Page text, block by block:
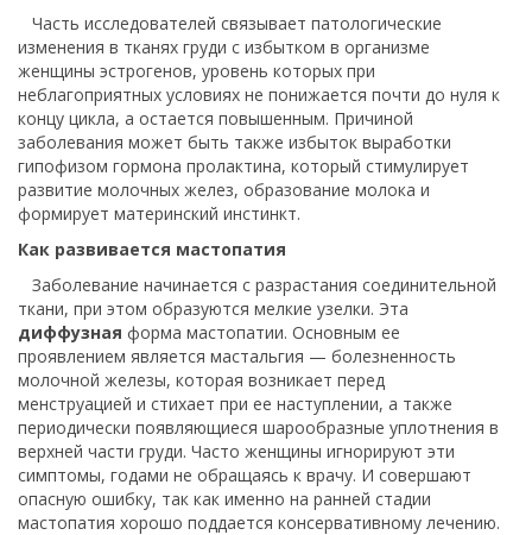
Часть исследователей связывает патологические
изменения в тканях груди с избытком в организме
женщины эстрогенов, уровень которых при
неблагоприятных условиях не понижается почти до нуля к
концу цикла, а остается повышенным. Причиной
заболевания может быть также избыток выработки
гипофизом гормона пролактина, который стимулирует
развитие молочных желез, образование молока и
формирует материнский инстинкт.
Как развивается мастопатия
Заболевание начинается с разрастания соединительной
ткани, при этом образуются мелкие узелки. Эта
диффузная форма мастопатии. Основным ее
проявлением является мастальгия — болезненность
молочной железы, которая возникает перед
менструацией и стихает при ее наступлении, а также
периодически появляющиеся шарообразные уплотнения в
верхней части груди. Часто женщины игнорируют эти
симптомы, годами не обращаясь к врачу. И совершают
опасную ошибку, так как именно на ранней стадии
мастопатия хорошо поддается консервативному лечению.